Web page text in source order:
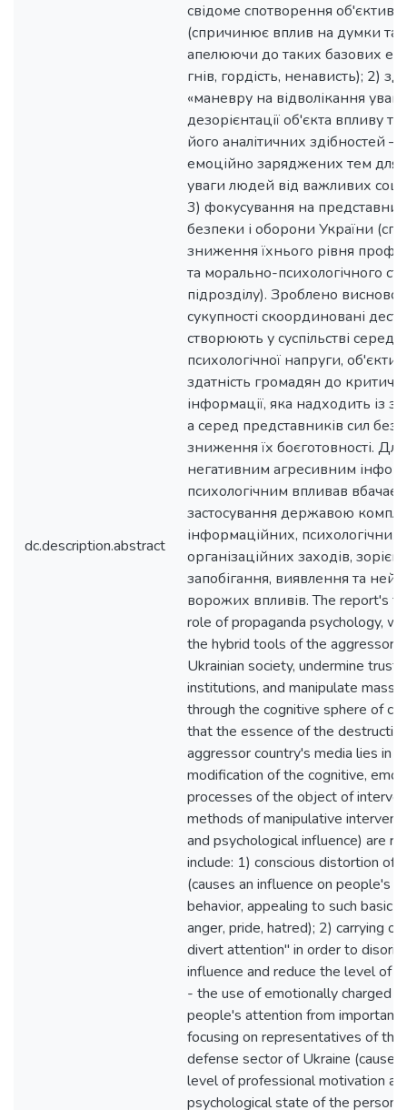
dc.description.abstract
свідоме спотворення
(спричинює вплив на думки та
апелюючи до таких базових
гнів, гордість, ненависть); 2)
«маневру на відволікання
дезорієнтації об'єкта впливу
його аналітичних здібностей –
емоційно заряджених тем для
уваги людей від важливих
3) фокусування на
безпеки і оборони України
зниження їхнього рівня
та морально-психологічного
підрозділу). Зроблено
сукупності скоординовані
створюють у суспільстві
психологічної напруги,
здатність громадян до
інформації, яка надходить із
а серед представників сил
зниження їх боєготовності. Для
негативним агресивним
психологічним впливав
застосування державою
інформаційних, психологічних
організаційних заходів,
запобігання, виявлення та
ворожих впливів. The report's
role of propaganda psychology,
the hybrid tools of the aggressor
Ukrainian society, undermine trust
institutions, and manipulate mass
through the cognitive sphere of
that the essence of the
aggressor country's media lies in
modification of the cognitive,
processes of the object of
methods of manipulative
and psychological influence) are
include: 1) conscious distortion of
(causes an influence on people's
behavior, appealing to such basic
anger, pride, hatred); 2) carrying
divert attention" in order to
influence and reduce the level of
- the use of emotionally charged
people's attention from important
focusing on representatives of the
defense sector of Ukraine (causes
level of professional motivation
psychological state of the person/